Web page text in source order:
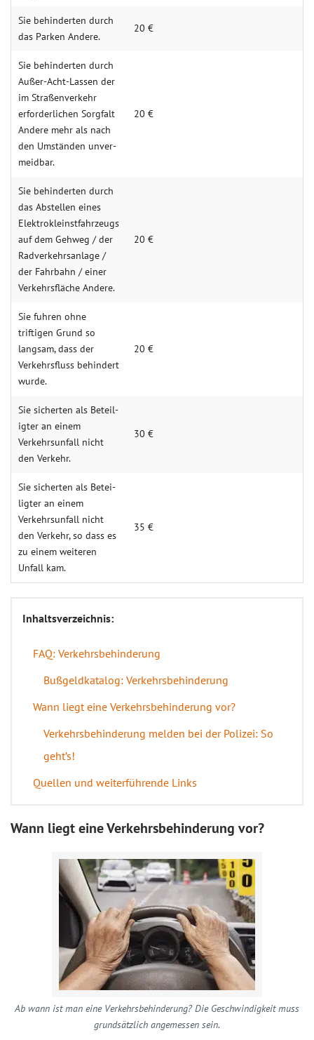
Sie behin­derten durch
das Parken Andere.
20 €
Sie behin­derten durch
Außer-Acht-Lassen der
im Straßen­verkehr
erfor­derlichen Sorgfalt
Andere mehr als nach
den Umständen unver­
meidbar.
20 €
Sie behin­derten durch
das Abstellen eines
Elektro­kleinst­fahrz­eugs
auf dem Gehweg / der
Rad­verkehrs­anlage /
der Fahr­bahn / einer
Verkehrs­fläche Andere.
20 €
Sie fuhren ohne
triftigen Grund so
lang­sam, dass der
Verkehrs­fluss behindert
wurde.
20 €
Sie sicherten als Beteil­
igter an einem
Verkehrs­unfall nicht
den Verkehr.
30 €
Sie sicherten als Betei­
ligter an einem
Verkehrs­unfall nicht
den Verkehr, so dass es
zu einem weiteren
Unfall kam.
35 €
Inhaltsverzeichnis:
FAQ: Verkehrsbehinderung
Bußgeldkatalog: Verkehrsbehinderung
Wann liegt eine Verkehrsbehinderung vor?
Verkehrsbehinderung melden bei der Polizei: So
geht’s!
Quellen und weiterführende Links
Wann liegt eine Verkehrsbehinderung vor?
Ab wann ist man eine Verkehrsbehinderung? Die Geschwindigkeit muss
grundsätzlich angemessen sein.